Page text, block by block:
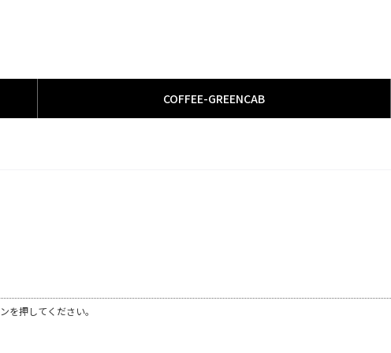
COFFEE­-­GREENCAB
を押してください。